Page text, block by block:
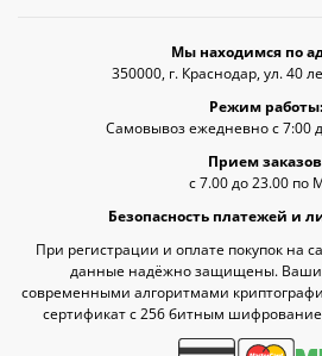
Мы находимся по
350000, г. Краснодар, ул. 40
Режим работы:
Самовывоз ежедневно с 7:00
Прием
с 7.00 до 23.00 по
Безопасность платежей и
При регистрации и оплате покупок на
данные надёжно защищены.
современными алгоритмами
сертификат c 256 битным